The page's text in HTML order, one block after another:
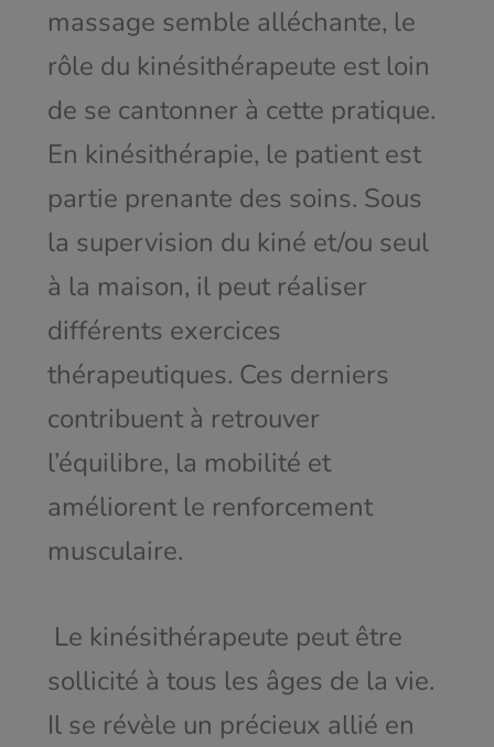
massage semble alléchante, le
rôle du kinésithérapeute est loin
de se cantonner à cette pratique.
En kinésithérapie, le patient est
partie prenante des soins. Sous
la supervision du kiné et/ou seul
à la maison, il peut réaliser
différents exercices
thérapeutiques. Ces derniers
contribuent à retrouver
l’équilibre, la mobilité et
améliorent le renforcement
musculaire.
Le kinésithérapeute peut être
sollicité à tous les âges de la vie.
Il se révèle un précieux allié en